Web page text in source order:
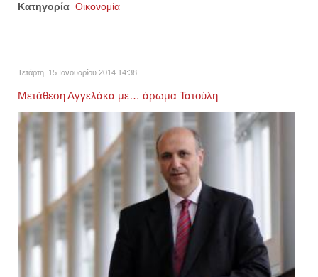
Κατηγορία Οικονομία
Τετάρτη, 15 Ιανουαρίου 2014 14:38
Μετάθεση Αγγελάκα με… άρωμα Τατούλη